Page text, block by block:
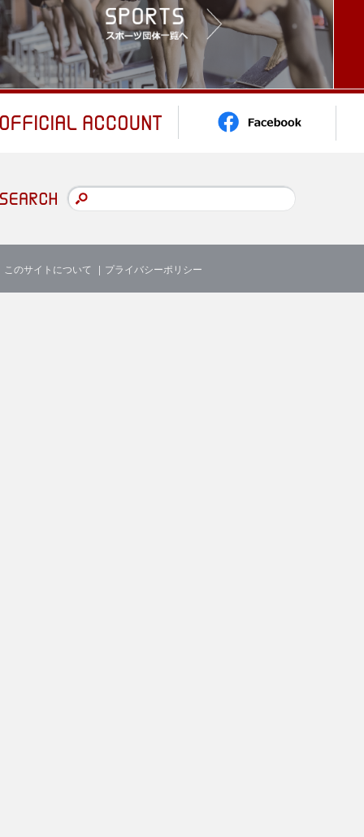
このサイトについて プライバシーポリシー